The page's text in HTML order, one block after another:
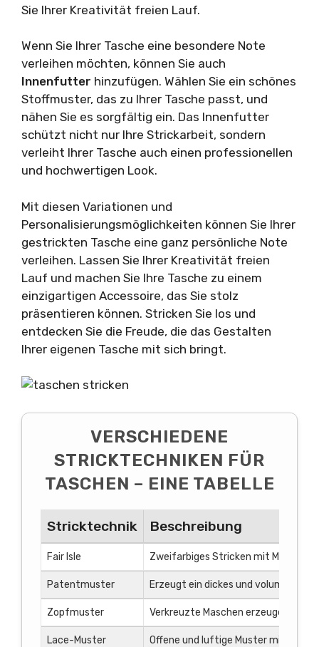
Sie Ihrer Kreativität freien Lauf.
Wenn Sie Ihrer Tasche eine besondere Note
verleihen möchten, können Sie auch
Innenfutter hinzufügen. Wählen Sie ein schönes
Stoffmuster, das zu Ihrer Tasche passt, und
nähen Sie es sorgfältig ein. Das Innenfutter
schützt nicht nur Ihre Strickarbeit, sondern
verleiht Ihrer Tasche auch einen professionellen
und hochwertigen Look.
Mit diesen Variationen und
Personalisierungsmöglichkeiten können Sie Ihrer
gestrickten Tasche eine ganz persönliche Note
verleihen. Lassen Sie Ihrer Kreativität freien
Lauf und machen Sie Ihre Tasche zu einem
einzigartigen Accessoire, das Sie stolz
präsentieren können. Stricken Sie los und
entdecken Sie die Freude, die das Gestalten
Ihrer eigenen Tasche mit sich bringt.
VERSCHIEDENE
STRICKTECHNIKEN FÜR
TASCHEN – EINE TABELLE
Stricktechnik Beschreibung
Fair Isle Zweifarbiges Stricken mit Mustern
Patentmuster Erzeugt ein dickes und voluminöses
Zopfmuster Verkreuzte Maschen erzeugen ein
Lace-Muster Offene und luftige Muster mit